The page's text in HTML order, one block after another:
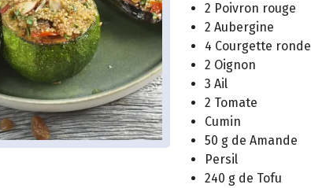
2 Poivron rouge
2 Aubergine
4 Courgette ronde
2 Oignon
3 Ail
2 Tomate
Cumin
50 g de Amande
Persil
240 g de Tofu